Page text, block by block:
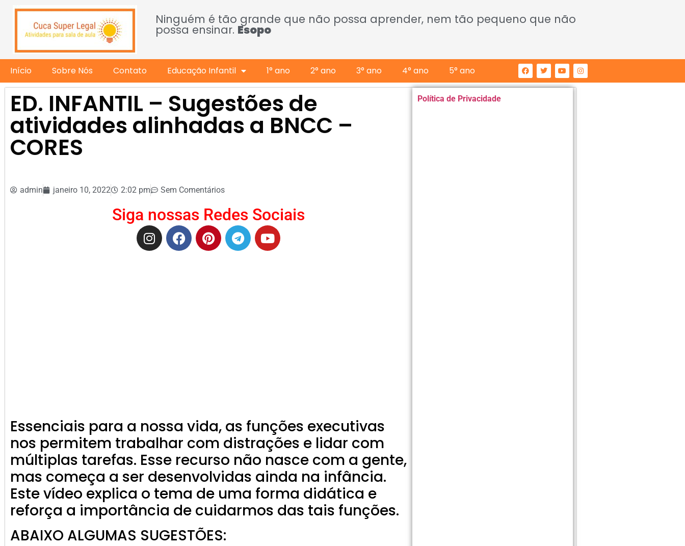
Ninguém é tão grande que não possa aprender, nem tão pequeno que não
possa ensinar. Esopo
Início Sobre Nós Contato Educação Infantil 1° ano 2° ano 3° ano 4° ano 5° ano
ED. INFANTIL – Sugestões de
atividades alinhadas a BNCC –
CORES
admin janeiro 10, 2022 2:02 pm Sem Comentários
Siga nossas Redes Sociais
Essenciais para a nossa vida, as funções executivas
nos permitem trabalhar com distrações e lidar com
múltiplas tarefas. Esse recurso não nasce com a gente,
mas começa a ser desenvolvidas ainda na infância.
Este vídeo explica o tema de uma forma didática e
reforça a importância de cuidarmos das tais funções.
ABAIXO ALGUMAS SUGESTÕES:
Política de Privacidade